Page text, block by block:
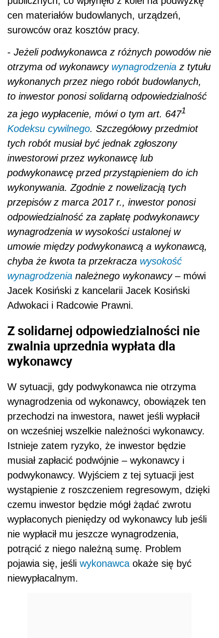
cen materiałów budowlanych, urządzeń,
surowców oraz kosztów pracy.
- Jeżeli podwykonawca z różnych powodów nie
otrzyma od wykonawcy wynagrodzenia z tytułu
wykonanych przez niego robót budowlanych,
to inwestor ponosi solidarną odpowiedzialność
za jego wypłacenie, mówi o tym art. 6471
Kodeksu cywilnego. Szczegółowy przedmiot
tych robót musiał być jednak zgłoszony
inwestorowi przez wykonawcę lub
podwykonawcę przed przystąpieniem do ich
wykonywania. Zgodnie z nowelizacją tych
przepisów z marca 2017 r., inwestor ponosi
odpowiedzialność za zapłatę podwykonawcy
wynagrodzenia w wysokości ustalonej w
umowie między podwykonawcą a wykonawcą,
chyba że kwota ta przekracza wysokość
wynagrodzenia należnego wykonawcy – mówi
Jacek Kosiński z kancelarii Jacek Kosiński
Adwokaci i Radcowie Prawni.
Z solidarnej odpowiedzialności nie
zwalnia uprzednia wypłata dla
wykonawcy
W sytuacji, gdy podwykonawca nie otrzyma
wynagrodzenia od wykonawcy, obowiązek ten
przechodzi na inwestora, nawet jeśli wypłacił
on wcześniej wszelkie należności wykonawcy.
Istnieje zatem ryzyko, że inwestor będzie
musiał zapłacić podwójnie – wykonawcy i
podwykonawcy. Wyjściem z tej sytuacji jest
wystąpienie z roszczeniem regresowym, dzięki
czemu inwestor będzie mógł żądać zwrotu
wypłaconych pieniędzy od wykonawcy lub jeśli
nie wypłacił mu jeszcze wynagrodzenia,
potrącić z niego należną sumę. Problem
pojawia się, jeśli wykonawca okaże się być
niewypłacalnym.